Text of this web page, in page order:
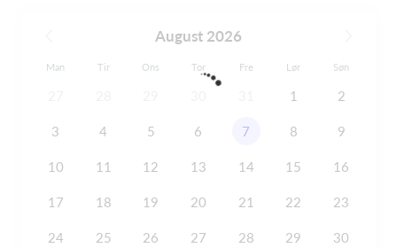
August 2026
Man Tir Ons Tor Fre Lør Søn
1 2
3 4 5 6 7 8 9
10 11 12 13 14 15 16
17 18 19 20 21 22 23
24 25 26 27 28 29 30